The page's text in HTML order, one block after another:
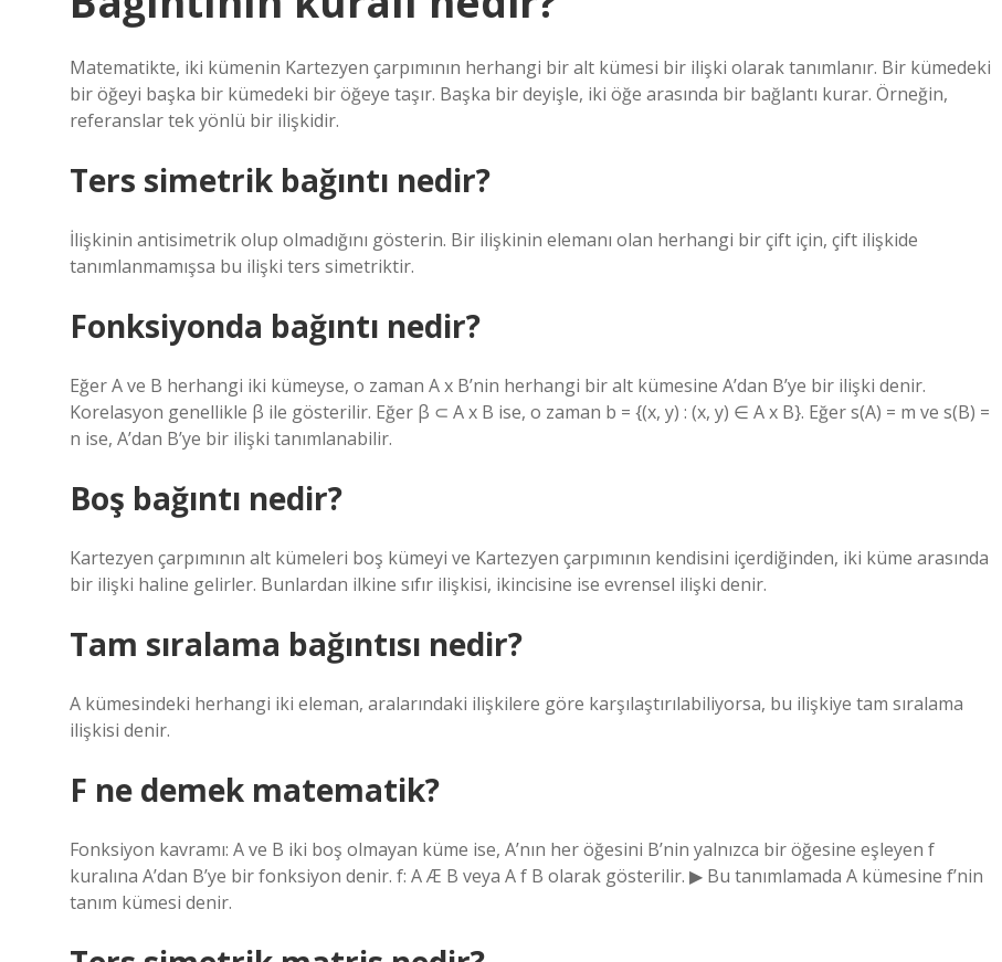
Matematikte, iki kümenin Kartezyen çarpımının herhangi bir alt kümesi bir ilişki olarak tanımlanır. Bir kümedeki
bir öğeyi başka bir kümedeki bir öğeye taşır. Başka bir deyişle, iki öğe arasında bir bağlantı kurar. Örneğin,
referanslar tek yönlü bir ilişkidir.
Ters simetrik bağıntı nedir?
İlişkinin antisimetrik olup olmadığını gösterin. Bir ilişkinin elemanı olan herhangi bir çift için, çift ilişkide
tanımlanmamışsa bu ilişki ters simetriktir.
Fonksiyonda bağıntı nedir?
Eğer A ve B herhangi iki kümeyse, o zaman A x B’nin herhangi bir alt kümesine A’dan B’ye bir ilişki denir.
Korelasyon genellikle β ile gösterilir. Eğer β ⊂ A x B ise, o zaman b = {(x, y) : (x, y) ∈ A x B}. Eğer s(A) = m ve s(B) =
n ise, A’dan B’ye bir ilişki tanımlanabilir.
Boş bağıntı nedir?
Kartezyen çarpımının alt kümeleri boş kümeyi ve Kartezyen çarpımının kendisini içerdiğinden, iki küme arasında
bir ilişki haline gelirler. Bunlardan ilkine sıfır ilişkisi, ikincisine ise evrensel ilişki denir.
Tam sıralama bağıntısı nedir?
A kümesindeki herhangi iki eleman, aralarındaki ilişkilere göre karşılaştırılabiliyorsa, bu ilişkiye tam sıralama
ilişkisi denir.
F ne demek matematik?
Fonksiyon kavramı: A ve B iki boş olmayan küme ise, A’nın her öğesini B’nin yalnızca bir öğesine eşleyen f
kuralına A’dan B’ye bir fonksiyon denir. f: A Æ B veya A f B olarak gösterilir. ▶ Bu tanımlamada A kümesine f’nin
tanım kümesi denir.